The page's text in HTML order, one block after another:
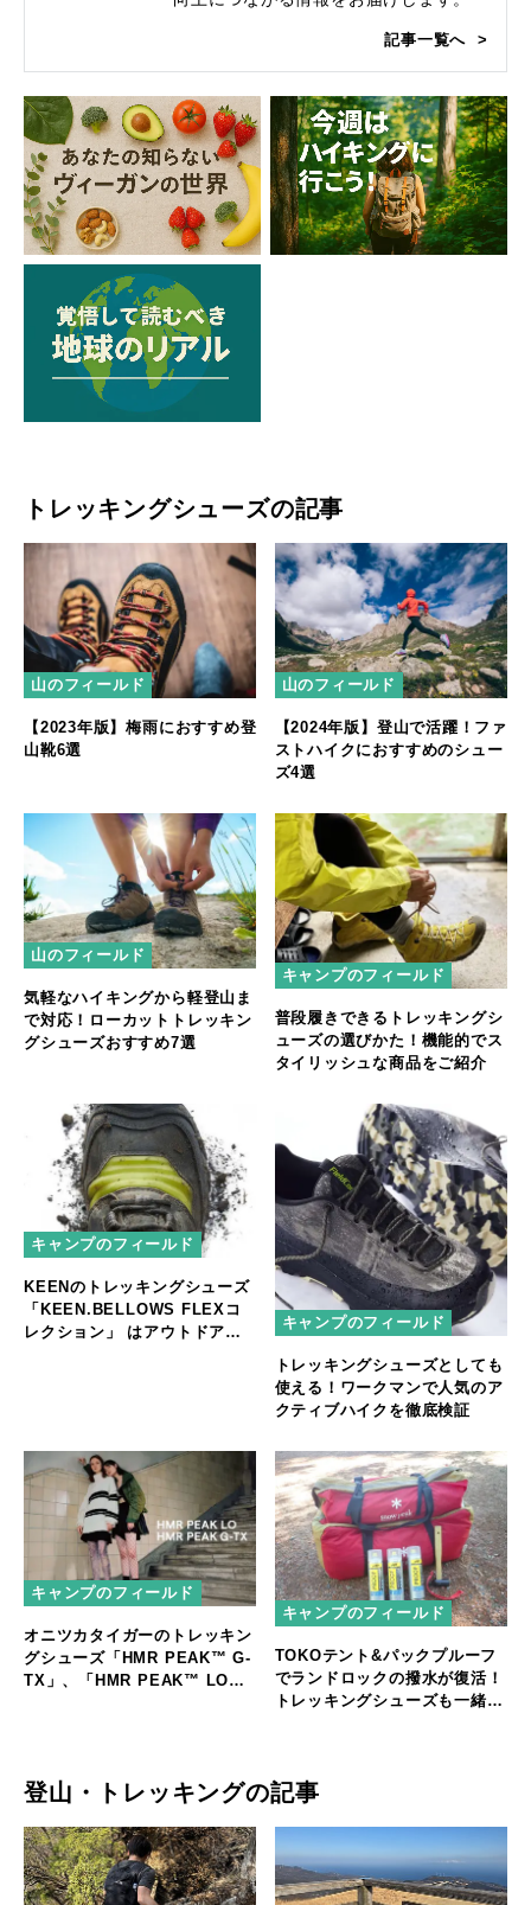
記事一覧へ
トレッキングシューズの記事
山のフィールド
【2023年版】梅雨におすすめ登
山靴6選
山のフィールド
【2024年版】登山で活躍！ファ
ストハイクにおすすめのシュー
ズ4選
山のフィールド
気軽なハイキングから軽登山ま
で対応！ローカットトレッキン
グシューズおすすめ7選
キャンプのフィールド
普段履きできるトレッキングシ
ューズの選びかた！機能的でス
タイリッシュな商品をご紹介
キャンプのフィールド
KEENのトレッキングシューズ
「KEEN.BELLOWS FLEXコ
レクション」 はアウトドアア
キャンプのフィールド
トレッキングシューズとしても
使える！ワークマンで人気のア
クティブハイクを徹底検証
キャンプのフィールド
オニツカタイガーのトレッキン
グシューズ「HMR PEAK™ G-
TX」、「HMR PEAK™ LO」
キャンプのフィールド
TOKOテント&パックプルーフ
でランドロックの撥水が復活！
トレッキングシューズも一緒に
登山・トレッキングの記事